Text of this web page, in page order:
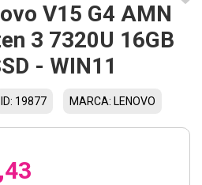
V15 G4 AMN
3 7320U 16GB
- WIN11
ID: 19877 MARCA: LENOVO